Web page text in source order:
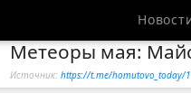
Метеоры мая:
Источник: https://t.me/homutovo_today/